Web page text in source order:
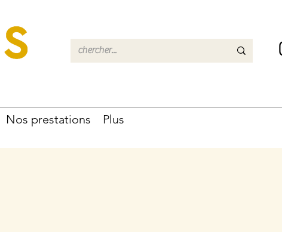
Nos prestations Plus